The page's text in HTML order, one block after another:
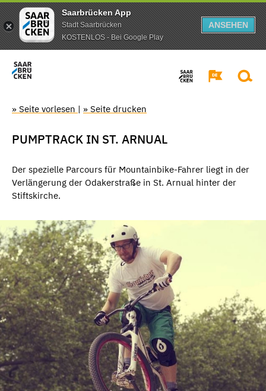
Saarbrücken App
Stadt Saarbrücken
KOSTENLOS - Bei Google Play
ANSEHEN
» Seite vorlesen | » Seite drucken
PUMPTRACK IN ST. ARNUAL
Der spezielle Parcours für Mountainbike-Fahrer liegt in der
Verlängerung der Odakerstraße in St. Arnual hinter der
Stiftskirche.